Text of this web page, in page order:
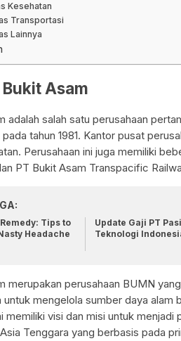
Kesehatan
Transportasi
Lainnya
Asam
adalah salah satu perusahaan
tahun 1981. Kantor pusat
Perusahaan ini juga memiliki
PT Bukit Asam Transpacific
Tips to
Headache
Update Gaji PT
Teknologi
merupakan perusahaan BUMN
untuk mengelola sumber daya alam
memiliki visi dan misi untuk menjadi
Tenggara yang berbasis pada